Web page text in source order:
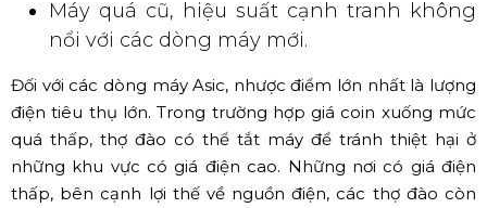
Máy quá cũ, hiệu suất cạnh tranh không
nổi với các dòng máy mới.
Đối với các dòng máy Asic, nhược điểm lớn nhất là lượng
điện tiêu thụ lớn. Trong trường hợp giá coin xuống mức
quá thấp, thợ đào có thể tắt máy để tránh thiệt hại ở
những khu vực có giá điện cao. Những nơi có giá điện
thấp, bên cạnh lợi thế về nguồn điện, các thợ đào còn